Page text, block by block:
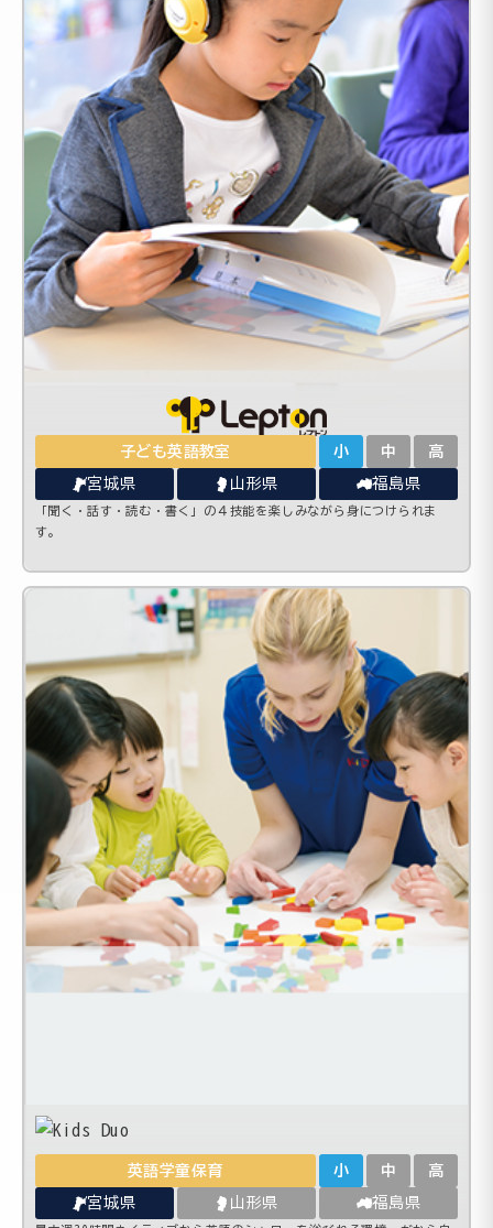
子ども英語教室 小 中 高
宮城県 山形県 福島県
「聞く・話す・読む・書く」の４技能を楽しみながら身につけられま
す。
英語学童保育 小 中 高
宮城県 山形県 福島県